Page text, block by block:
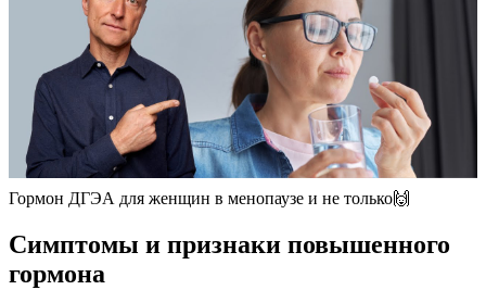
Гормон ДГЭА для женщин в менопаузе и не только🙌
Симптомы и признаки повышенного
гормона